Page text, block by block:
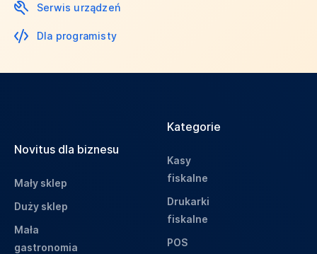
Serwis urządzeń
Dla programisty
Novitus dla biznesu
Mały sklep
Duży sklep
Mała
gastronomia
Kategorie
Kasy
fiskalne
Drukarki
fiskalne
POS